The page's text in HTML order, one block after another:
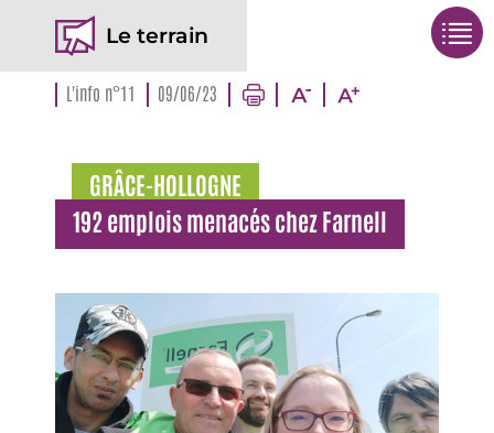
Le terrain
L'info n°11 09/06/23
GRÂCE-HOLLOGNE
192 emplois menacés chez Farnell